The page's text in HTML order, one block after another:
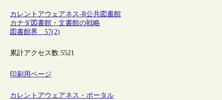
カレントアウェアネス-R公共図書館
カナダ図書館・文書館の戦略
図書館界 57(2)
累計アクセス数:5521
印刷用ページ
カレントアウェアネス・ポータル